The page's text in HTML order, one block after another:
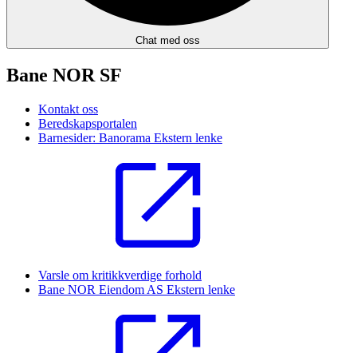
Chat med oss
Bane NOR SF
Kontakt oss
Beredskapsportalen
Barnesider: Banorama Ekstern lenke
Varsle om kritikkverdige forhold
Bane NOR Eiendom AS Ekstern lenke